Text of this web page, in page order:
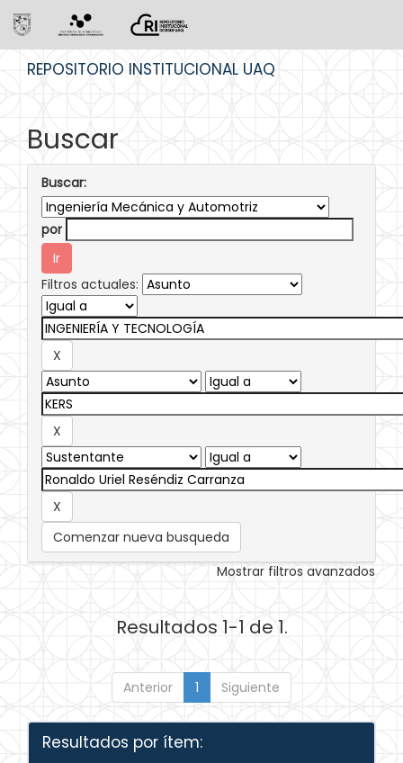
REPOSITORIO INSTITUCIONAL UAQ
Buscar
Buscar:
por
Filtros actuales:
Comenzar nueva busqueda
Mostrar filtros avanzados
Resultados 1-1 de 1.
Anterior 1 Siguiente
Resultados por ítem: